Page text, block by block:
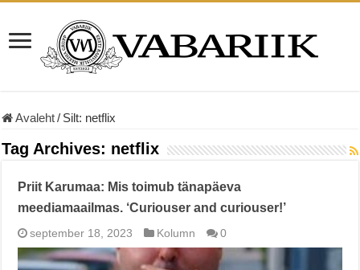
Avaleht/ Silt: netflix
Tag Archives: netflix
Priit Karumaa: Mis toimub tänapäeva
meediamaailmas. ‘Curiouser and curiouser!’
september 18, 2023 Kolumn 0